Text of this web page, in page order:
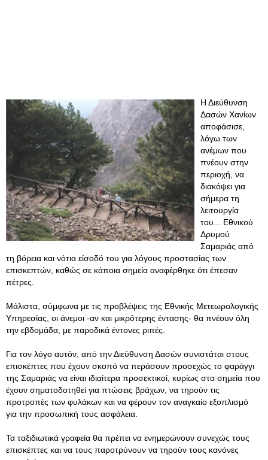
Η Διεύθυνση
Δασών Χανίων
αποφάσισε,
λόγω των
ανέμων που
πνέουν στην
περιοχή, να
διακόψει για
σήμερα τη
λειτουργία
του... Εθνικού
Δρυμού
Σαμαριάς από
τη βόρεια και νότια είσοδό του για λόγους προστασίας των
επισκεπτών, καθώς σε κάποια σημεία αναφέρθηκε ότι έπεσαν
πέτρες.
Μάλιστα, σύμφωνα με τις προβλέψεις της Εθνικής Μετεωρολογικής
Υπηρεσίας, οι άνεμοι -αν και μικρότερης έντασης- θα πνέουν όλη
την εβδομάδα, με παροδικά έντονες ριπές.
Για τον λόγο αυτόν, από την Διεύθυνση Δασών συνιστάται στους
επισκέπτες που έχουν σκοπό να περάσουν προσεχώς το φαράγγι
της Σαμαριάς να είναι ιδιαίτερα προσεκτικοί, κυρίως στα σημεία που
έχουν σηματοδοτηθεί για πτώσεις βράχων, να τηρούν τις
προτροπές των φυλάκων και να φέρουν τον αναγκαίο εξοπλισμό
για την προσωπική τους ασφάλεια.
Τα ταξιδιωτικά γραφεία θα πρέπει να ενημερώνουν συνεχώς τους
επισκέπτες και να τους παροτρύνουν να τηρούν τους κανόνες